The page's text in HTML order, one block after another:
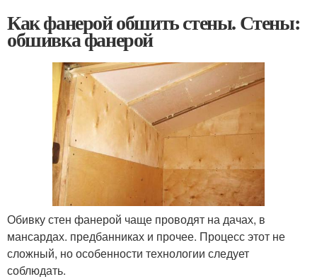
Как фанерой обшить стены. Стены:
обшивка фанерой
Обивку стен фанерой чаще проводят на дачах, в
мансардах. предбанниках и прочее. Процесс этот не
сложный, но особенности технологии следует
соблюдать.